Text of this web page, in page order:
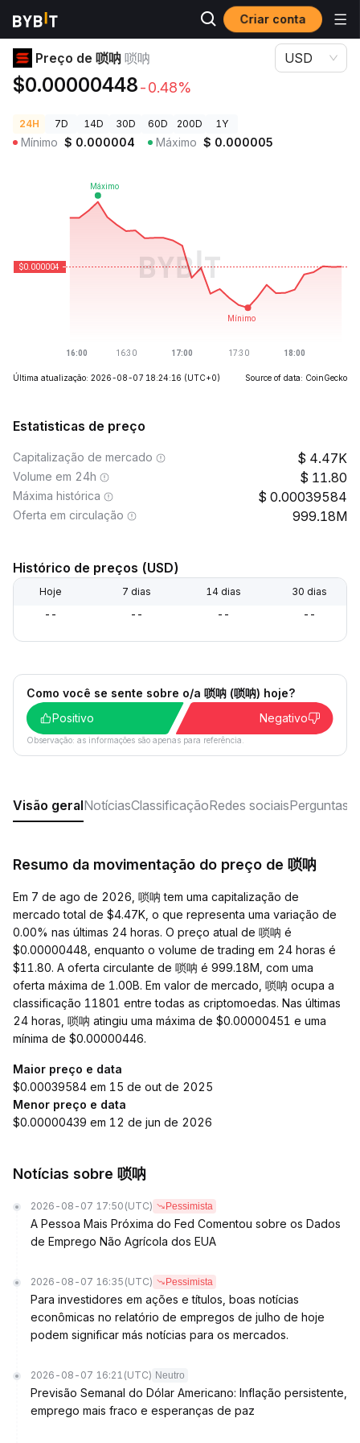
Criar conta
Preços de Criptomoedas Preço de 唢呐 唢呐
Preço de 唢呐 唢呐
$0.00000448-0.48%
USD
24H 7D 14D 30D 60D 200D 1Y
Mínimo $ 0.000004 Máximo $ 0.000005
Última atualização: 2026-08-07 18:24:16 (UTC+0) Source of data: CoinGecko
Estatisticas de preço
Capitalização de mercado 4.47K
Volume em 24h 11.80
Máxima histórica 0.00039584
Oferta em circulação 999.18M
Histórico de preços (USD)
Hoje 7 dias 14 dias 30 dias
-- -- -- --
Como você se sente sobre o/a 唢呐 (唢呐) hoje?
Positivo
Negativo
Observação: as informações são apenas para referência.
Visão geralNotíciasClassificaçãoRedes sociaisPerguntas
Resumo da movimentação do preço de 唢呐
Em 7 de ago de 2026, 唢呐 tem uma capitalização de
mercado total de $4.47K, o que representa uma variação de
0.00% nas últimas 24 horas. O preço atual de 唢呐 é
$0.00000448, enquanto o volume de trading em 24 horas é
$11.80. A oferta circulante de 唢呐 é 999.18M, com uma
oferta máxima de 1.00B. Em valor de mercado, 唢呐 ocupa a
classificação 11801 entre todas as criptomoedas. Nas últimas
24 horas, 唢呐 atingiu uma máxima de $0.00000451 e uma
mínima de $0.00000446.
Maior preço e data
$0.00039584 em 15 de out de 2025
Menor preço e data
$0.00000439 em 12 de jun de 2026
Notícias sobre 唢呐
2026-08-07 17:50 (UTC) Pessimista
A Pessoa Mais Próxima do Fed Comentou sobre os Dados
de Emprego Não Agrícola dos EUA
2026-08-07 16:35 (UTC) Pessimista
Para investidores em ações e títulos, boas notícias
econômicas no relatório de empregos de julho de hoje
podem significar más notícias para os mercados.
2026-08-07 16:21 (UTC) Neutro
Previsão Semanal do Dólar Americano: Inflação persistente,
emprego mais fraco e esperanças de paz